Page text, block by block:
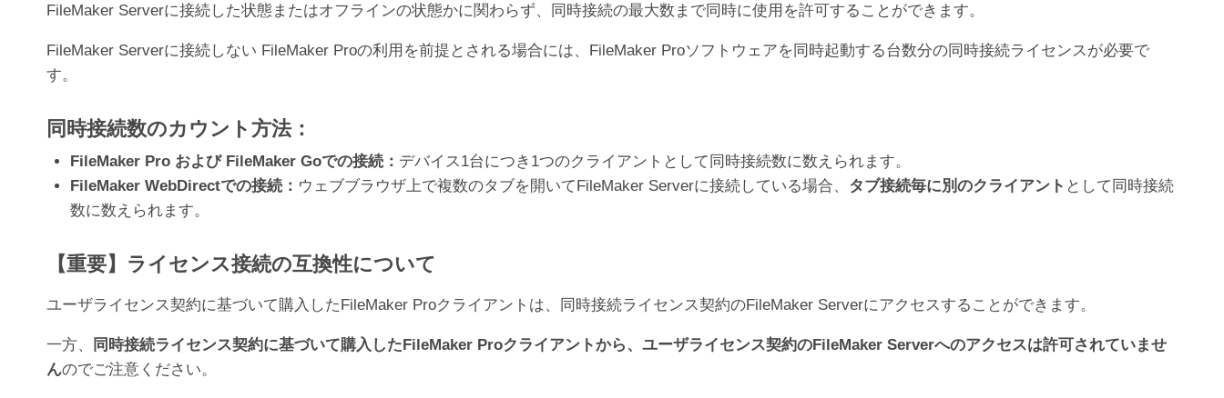
FileMaker Serverに接続した状態またはオフラインの状態かに関わらず、同時接続の最大数まで同時に使用を許可することができます。
FileMaker Serverに接続しない FileMaker Proの利用を前提とされる場合には、FileMaker Proソフトウェアを同時起動する台数分の同時接続ライセンスが必要で
す。
同時接続数のカウント方法：
FileMaker Pro および FileMaker Goでの接続： デバイス1台につき1つのクライアントとして同時接続数に数えられます。
FileMaker WebDirectでの接続： ウェブブラウザ上で複数のタブを開いてFileMaker Serverに接続している場合、 タブ接続毎に別のクライアント として同時接続
数に数えられます。
【重要】ライセンス接続の互換性について
ユーザライセンス契約に基づいて購入したFileMaker Proクライアントは、同時接続ライセンス契約のFileMaker Serverにアクセスすることができます。
一方、
同時接続ライセンス契約に基づいて購入したFileMaker Proクライアントから、ユーザライセンス契約のFileMaker Serverへのアクセスは許可されていませ
んのでご注意ください。